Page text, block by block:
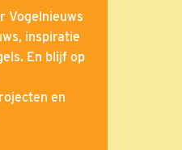
Vogelnieuws
inspiratie
En blijf op
en